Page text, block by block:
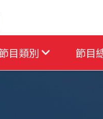
目類別 節目